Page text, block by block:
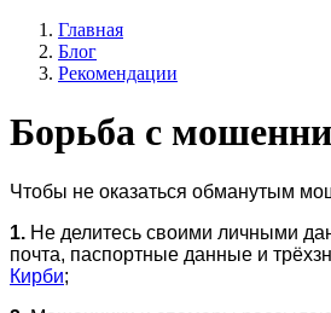
Главная
Блог
Рекомендации
Борьба с
Чтобы не оказаться обманутым
1. Не делитесь своими личными
почта, паспортные данные и
Кирби;